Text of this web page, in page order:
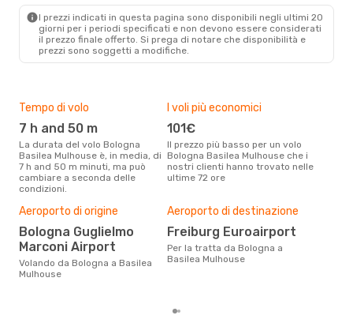
Klm Royal Dutch Airlines
1 Scalo
BLQ- EAP
Klm Royal Dutch Airlines
1 Scalo
I prezzi indicati in questa pagina sono disponibili negli ultimi 20
giorni per i periodi specificati e non devono essere considerati
il ​​prezzo finale offerto. Si prega di notare che disponibilità e
prezzi sono soggetti a modifiche.
Tempo di volo
7 h and 50 m
La durata del volo Bologna
Basilea Mulhouse è, in media, di
7 h and 50 m minuti, ma può
cambiare a seconda delle
condizioni.
I voli più economici
101€
Il prezzo più basso per un volo
Bologna Basilea Mulhouse che i
nostri clienti hanno trovato nelle
ultime 72 ore
Aeroporto di origine
Bologna Guglielmo
Marconi Airport
Volando da Bologna a Basilea
Mulhouse
Aeroporto di destinazione
Freiburg Euroairport
Per la tratta da Bologna a
Basilea Mulhouse